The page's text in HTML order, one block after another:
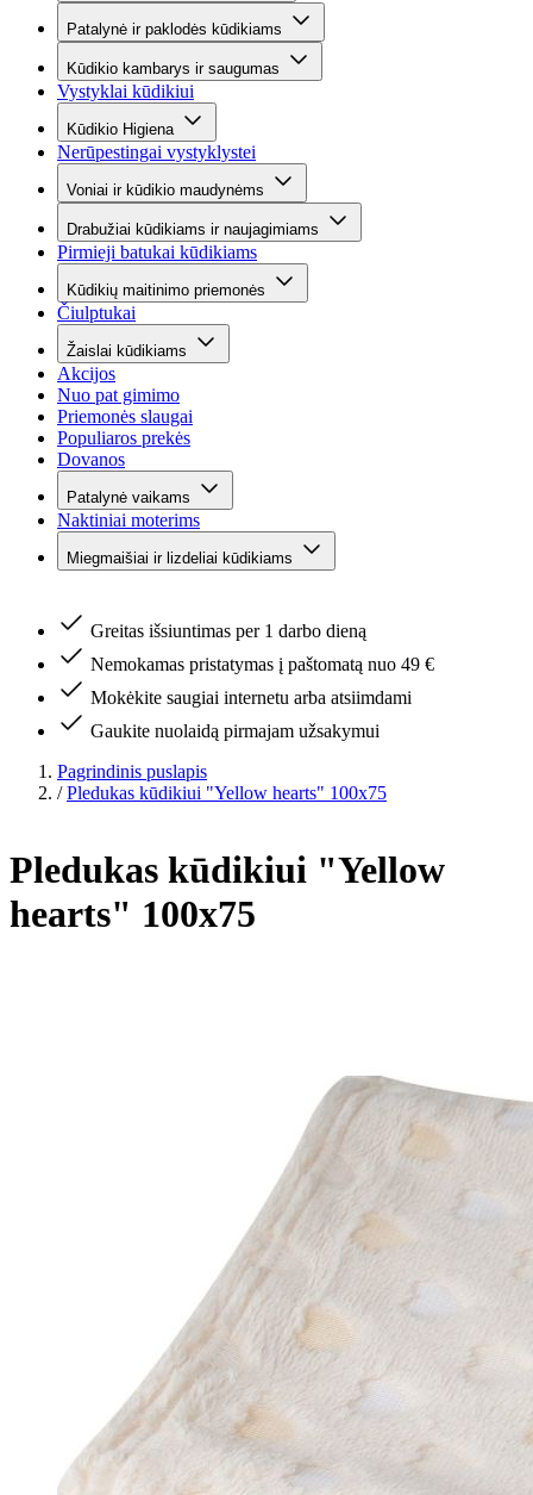
Patalynė ir paklodės kūdikiams
Kūdikio kambarys ir saugumas
Vystyklai kūdikiui
Kūdikio Higiena
Nerūpestingai vystyklystei
Voniai ir kūdikio maudynėms
Drabužiai kūdikiams ir naujagimiams
Pirmieji batukai kūdikiams
Kūdikių maitinimo priemonės
Čiulptukai
Žaislai kūdikiams
Akcijos
Nuo pat gimimo
Priemonės slaugai
Populiaros prekės
Dovanos
Patalynė vaikams
Naktiniai moterims
Miegmaišiai ir lizdeliai kūdikiams
Greitas išsiuntimas per 1 darbo dieną
Nemokamas pristatymas į paštomatą nuo 49 €
Mokėkite saugiai internetu arba atsiimdami
Gaukite nuolaidą pirmajam užsakymui
Pagrindinis puslapis
/ Pledukas kūdikiui "Yellow hearts" 100x75
Pledukas kūdikiui "Yellow
hearts" 100x75